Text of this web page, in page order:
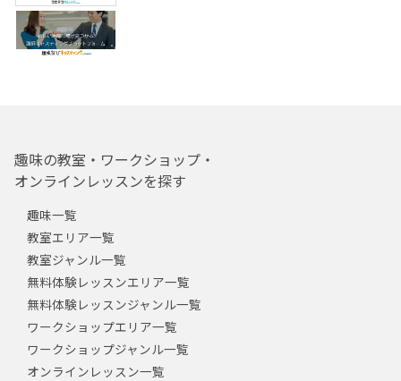
趣味の教室・ワークショップ・
オンラインレッスンを探す
趣味一覧
教室エリア一覧
教室ジャンル一覧
無料体験レッスンエリア一覧
無料体験レッスンジャンル一覧
ワークショップエリア一覧
ワークショップジャンル一覧
オンラインレッスン一覧